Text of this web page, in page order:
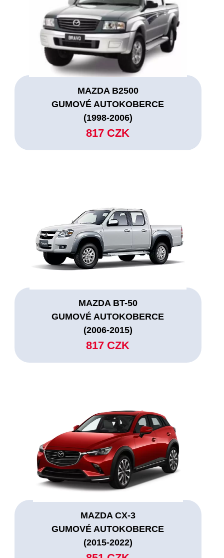
MAZDA B2500
GUMOVÉ AUTOKOBERCE
(1998-2006)
817 CZK
MAZDA BT-50
GUMOVÉ AUTOKOBERCE
(2006-2015)
817 CZK
MAZDA CX-3
GUMOVÉ AUTOKOBERCE
(2015-2022)